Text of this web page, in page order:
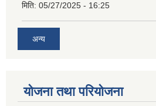
मिति: 05/27/2025 - 16:25
अन्य
योजना तथा परियोजना